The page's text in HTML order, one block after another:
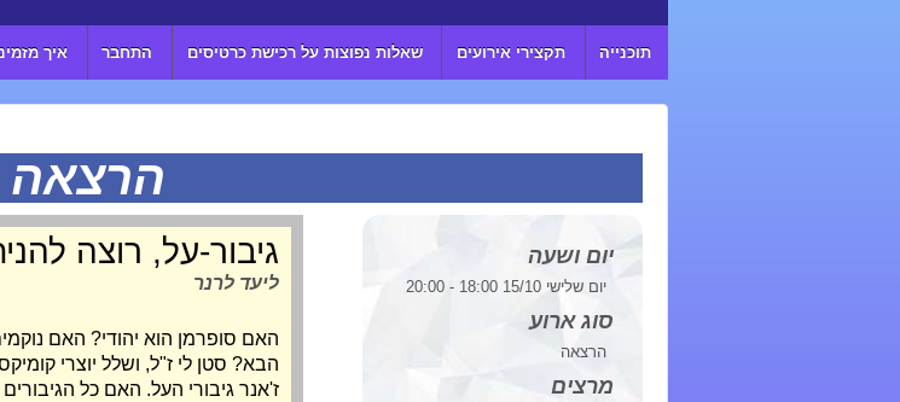
תוכנייה תקצירי אירועים שאלות נפוצות על רכישת כרטיסים התחבר איך
הרצאה
יום ושעה
יום שלישי 15/10 18:00 - 20:00
סוג ארוע
הרצאה
מרצים
גיבור-על, רוצה
ליעד לרנר
האם סופרמן הוא יהודי? האם
הבא? סטן לי ז"ל, ושלל יוצרי
ז'אנר גיבורי העל. האם כל